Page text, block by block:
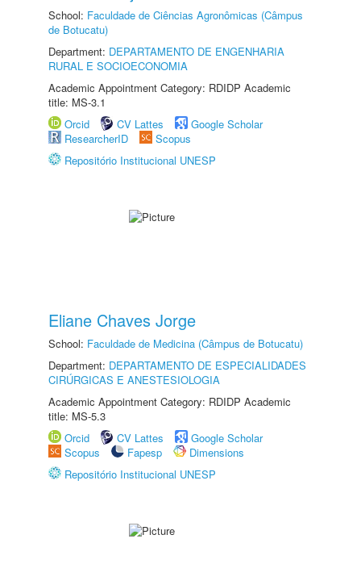
School: Faculdade de Ciências Agronômicas (Câmpus
de Botucatu)
Department: DEPARTAMENTO DE ENGENHARIA
RURAL E SOCIOECONOMIA
Academic Appointment Category: RDIDP Academic
title: MS-3.1
Orcid
CV Lattes
Google Scholar
ResearcherID
Scopus
Repositório Institucional UNESP
Eliane Chaves Jorge
School: Faculdade de Medicina (Câmpus de Botucatu)
Department: DEPARTAMENTO DE ESPECIALIDADES
CIRÚRGICAS E ANESTESIOLOGIA
Academic Appointment Category: RDIDP Academic
title: MS-5.3
Orcid
CV Lattes
Google Scholar
Scopus
Fapesp
Dimensions
Repositório Institucional UNESP